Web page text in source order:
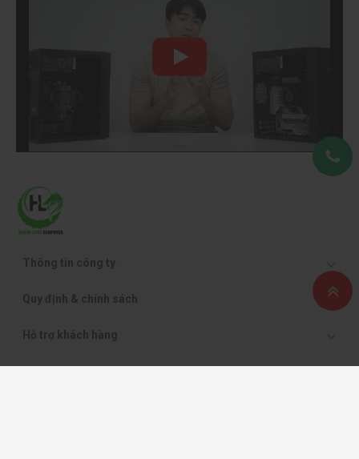
Thông tin công ty
Quy định & chính sách
Hỗ trợ khách hàng